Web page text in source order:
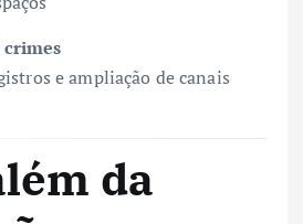
e ampliação de canais
da